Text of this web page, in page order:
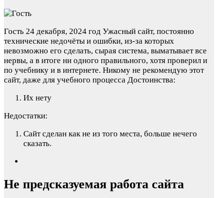
Гость 24 декабря, 2024 год Ужасный сайт, постоянно
технические недочёты и ошибки, из-за которых
невозможно его сделать, сырая система, выматывает все
нервы, а в итоге ни одного правильного, хотя проверил и
по учебнику и в интернете. Никому не рекомендую этот
сайт, даже для учебного процесса Достоинства:
Их нету
Недостатки:
Сайт сделан как не из того места, больше нечего
сказать.
Не предсказуемая работа сайта